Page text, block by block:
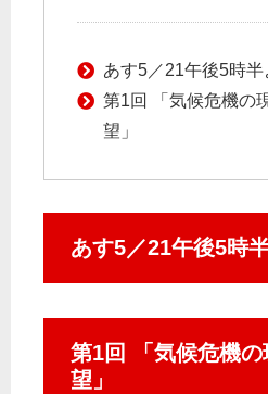
あす5／21午後5時半
第1回 「気候危機の
望」
あす5／21午後5時
第1回 「気候危機
望」